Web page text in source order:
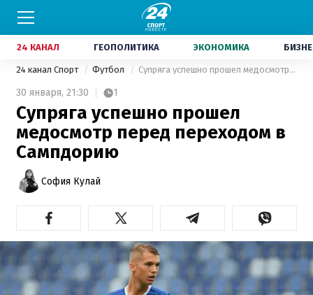
24 КАНАЛ ГЕОПОЛИТИКА ЭКОНОМИКА
24 канал Спорт Футбол Супряга успешно прошел медосмотр перед переходом в Сампдорию
30 января, 21:30 1
Супряга успешно прошел
медосмотр перед переходом в
Сампдорию
София Кулай